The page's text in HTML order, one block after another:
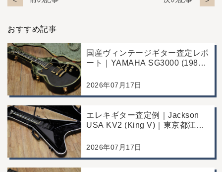
おすすめ記事
国産ヴィンテージギター査定レポ
ート｜YAMAHA SG3000 (1988
り店舗にて買取
2026年07月17日
エレキギター査定例｜Jackson
USA KV2 (King V)｜東京都江戸
2026年07月17日